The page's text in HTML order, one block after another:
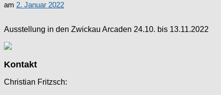
am 2. Januar 2022
Ausstellung in den Zwickau Arcaden 24.10. bis 13.11.2022
Kontakt
Christian Fritzsch: